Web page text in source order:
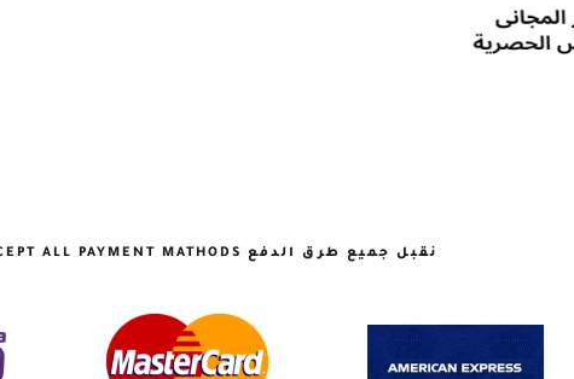
نقبل جميع طرق الدفع WE ACCEPT ALL PAYMENT MATHODS